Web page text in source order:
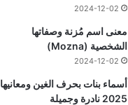
2024-12-02
معنى اسم مُزنة وصفاتها
الشخصية (Mozna)
2024-12-02
أسماء بنات بحرف الغين ومعانيها
2025 نادرة وجميلة